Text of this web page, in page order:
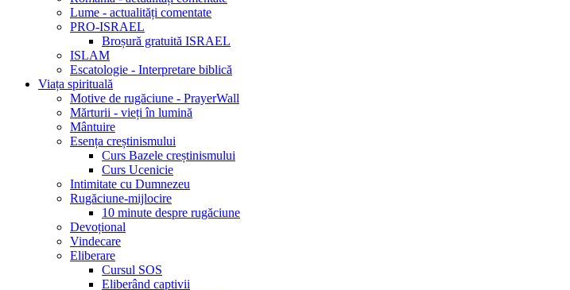
Lume - actualități comentate
PRO-ISRAEL
Broșură gratuită ISRAEL
ISLAM
Escatologie - Interpretare biblică
Viața spirituală
Motive de rugăciune - PrayerWall
Mărturii - vieți în lumină
Mântuire
Esența creștinismului
Curs Bazele creștinismului
Curs Ucenicie
Intimitate cu Dumnezeu
Rugăciune-mijlocire
10 minute despre rugăciune
Devoțional
Vindecare
Eliberare
Cursul SOS
Eliberând captivii